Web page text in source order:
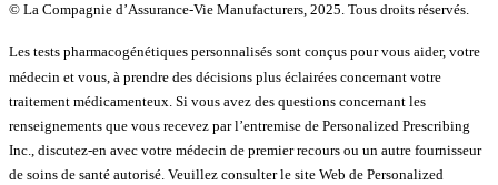
© La Compagnie d’Assurance-Vie Manufacturers, 2025. Tous droits réservés.
Les tests pharmacogénétiques personnalisés sont conçus pour vous aider, votre
médecin et vous, à prendre des décisions plus éclairées concernant votre
traitement médicamenteux. Si vous avez des questions concernant les
renseignements que vous recevez par l’entremise de Personalized Prescribing
Inc., discutez-en avec votre médecin de premier recours ou un autre fournisseur
de soins de santé autorisé. Veuillez consulter le site Web de Personalized